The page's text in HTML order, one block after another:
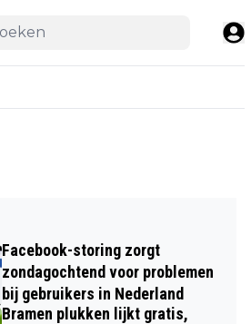
Facebook-storing zorgt
zondagochtend voor problemen
bij gebruikers in Nederland
Bramen plukken lijkt gratis,